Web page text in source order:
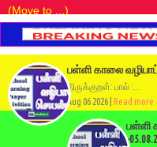
பள்ளி காலை
திருக்குறள்: பால் :...
Aug 06 2026 |
Read more
பள்ளி
-